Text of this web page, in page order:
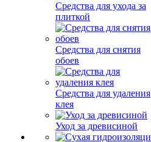
Средства для ухода за
плиткой
Средства для снятия
обоев
Средства для удаления
клея
Уход за древисиной